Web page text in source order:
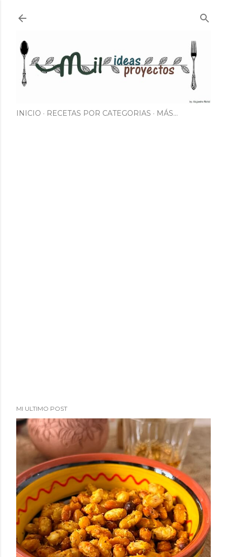
INICIO RECETAS POR CATEGORIAS MÁS…
MI ULTIMO POST